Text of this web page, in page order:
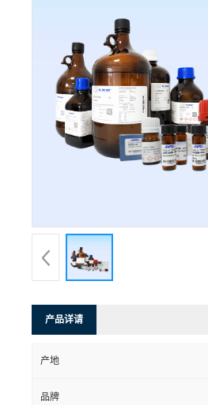
产品详请
产地
品牌